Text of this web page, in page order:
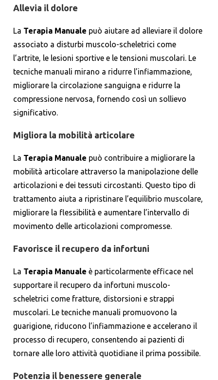
Allevia il dolore
La Terapia Manuale può aiutare ad alleviare il dolore
associato a disturbi muscolo-scheletrici come
l’artrite, le lesioni sportive e le tensioni muscolari. Le
tecniche manuali mirano a ridurre l’infiammazione,
migliorare la circolazione sanguigna e ridurre la
compressione nervosa, fornendo così un sollievo
significativo.
Migliora la mobilità articolare
La Terapia Manuale può contribuire a migliorare la
mobilità articolare attraverso la manipolazione delle
articolazioni e dei tessuti circostanti. Questo tipo di
trattamento aiuta a ripristinare l’equilibrio muscolare,
migliorare la flessibilità e aumentare l’intervallo di
movimento delle articolazioni compromesse.
Favorisce il recupero da infortuni
La Terapia Manualeè particolarmente efficace nel
supportare il recupero da infortuni muscolo-
scheletrici come fratture, distorsioni e strappi
muscolari. Le tecniche manuali promuovono la
guarigione, riducono l’infiammazione e accelerano il
processo di recupero, consentendo ai pazienti di
tornare alle loro attività quotidiane il prima possibile.
Potenzia il benessere generale